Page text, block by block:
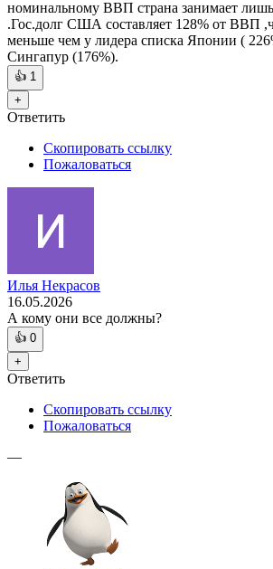
номинальному ВВП страна занимает
.Гос.долг США составляет 128% от ВВП
меньше чем у лидера списка Японии (
Сингапур (176%).
👍 1
+
Ответить
Скопировать ссылку
Пожаловаться
Илья Некрасов
16.05.2026
А кому они все должны?
👍 0
+
Ответить
Скопировать ссылку
Пожаловаться
—